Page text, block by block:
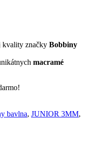
kvality značky Bobbiny
macramé
bavlna, JUNIOR 3MM,